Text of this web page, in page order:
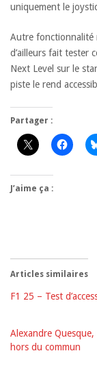
uniquement le
Autre fonctionnalité
d’ailleurs fait tester
Next Level sur le
piste le rend
Partager :
J’aime ça :
Articles similaires
F1 25 – Test
Alexandre
hors du commun